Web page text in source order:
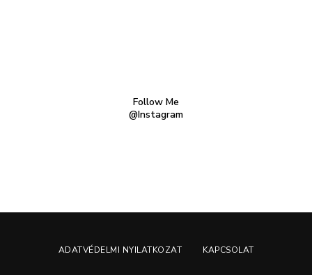
Follow Me
@Instagram
ADATVÉDELMI NYILATKOZAT KAPCSOLAT